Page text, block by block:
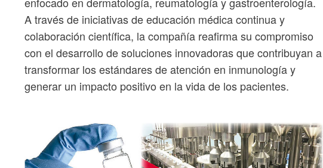
A través de iniciativas de educación médica continua y
colaboración científica, la compañía reafirma su compromiso
con el desarrollo de soluciones innovadoras que contribuyan a
transformar los estándares de atención en inmunología y
generar un impacto positivo en la vida de los pacientes.